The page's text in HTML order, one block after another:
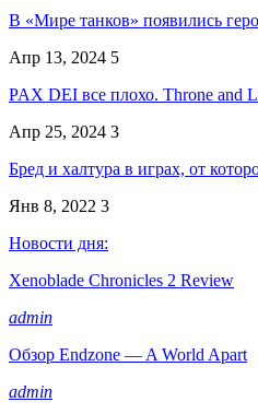
В «Мире танков» появились
Апр 13, 2024 5
PAX DEI все плохо. Throne
Апр 25, 2024 3
Бред и халтура в играх, от
Янв 8, 2022 3
Новости дня:
Xenoblade Chronicles 2 Review
admin
Обзор Endzone — A World Apart
admin